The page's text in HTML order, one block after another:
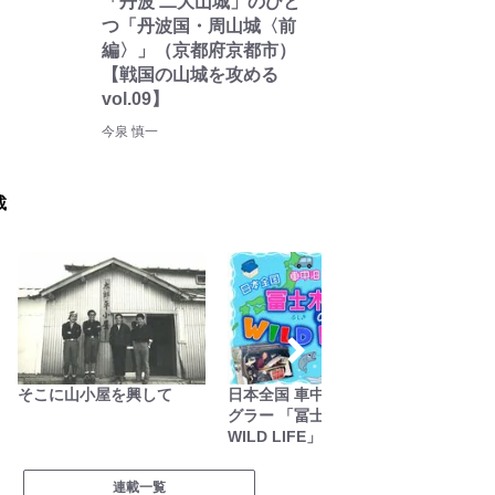
つ「丹波国・周山城〈前
編〉」（京都府京都市）
【戦国の山城を攻める
vol.09】
今泉 慎一
そこに山小屋を興して
日本全国 車中泊女性アン
グラー 「冨士木耶奈の
WILD LIFE」
連載一覧